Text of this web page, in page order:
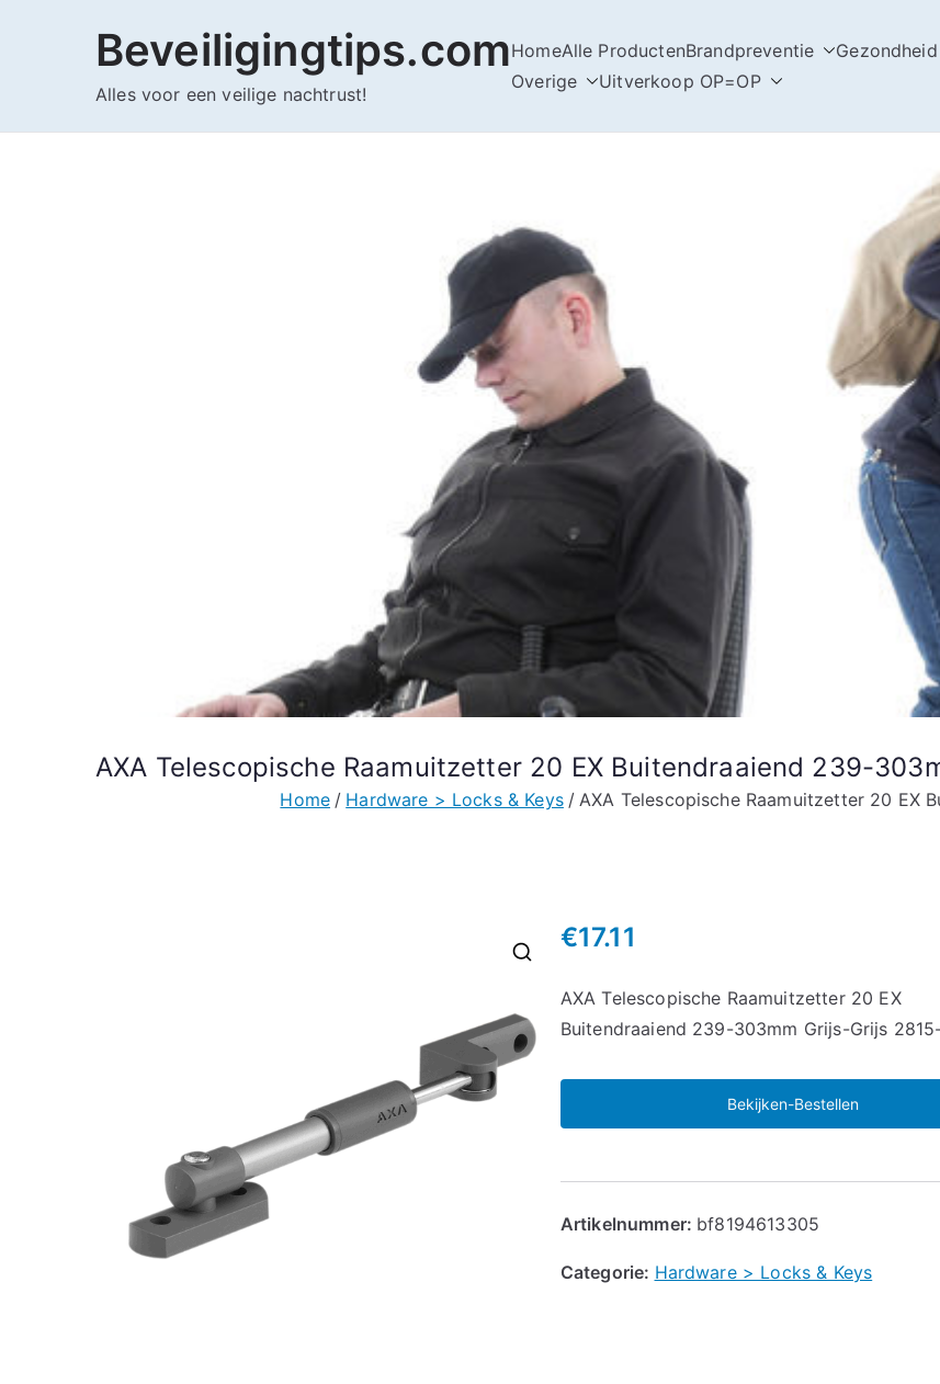
Beveiligingtips.com
Alles voor een veilige nachtrust!
HomeAlle ProductenBrandpreventie Gezondheid
Overige
Uitverkoop OP=OP
AXA Telescopische Raamuitzetter 20 EX Buitendraaiend 239-
Home Hardware > Locks & Keys AXA Telescopische Raamuitzetter 20 EX
€17.11
AXA Telescopische Raamuitzetter 20 EX
Buitendraaiend 239-303mm Grijs-Grijs
Bekijken-Bestellen
Artikelnummer: bf8194613305
Categorie: Hardware > Locks & Keys